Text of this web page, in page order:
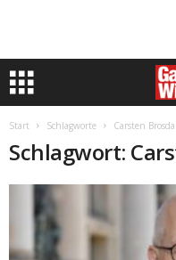
Start Schlagworte Carsten Brosda
Schlagwort: